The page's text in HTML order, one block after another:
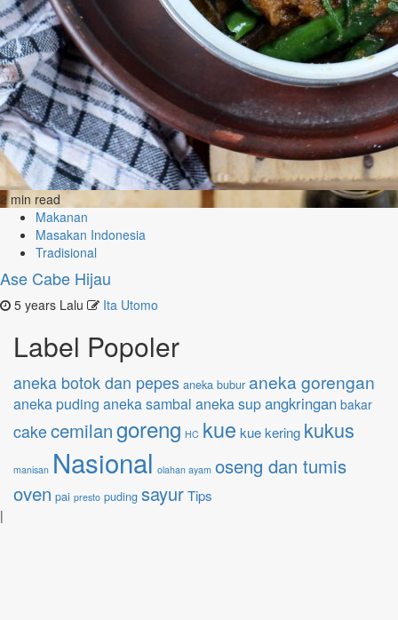
2 min read
Makanan
Masakan Indonesia
Tradisional
Ase Cabe Hijau
5 years Lalu Ita Utomo
Label Popoler
aneka botok dan pepes aneka bubur aneka gorengan
aneka puding aneka sambal aneka supangkringan bakar
cake cemilangoreng HC kue kue kering kukus
manisan Nasional olahan ayam oseng dan tumis
oven pai presto puding sayurTips
|